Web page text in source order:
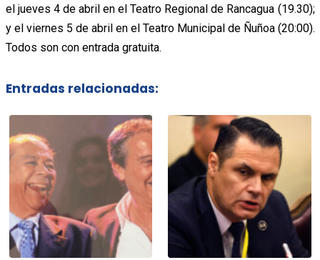
el jueves 4 de abril en el Teatro Regional de Rancagua (19.30);
y el viernes 5 de abril en el Teatro Municipal de Ñuñoa (20:00).
Todos son con entrada gratuita.
Entradas relacionadas: